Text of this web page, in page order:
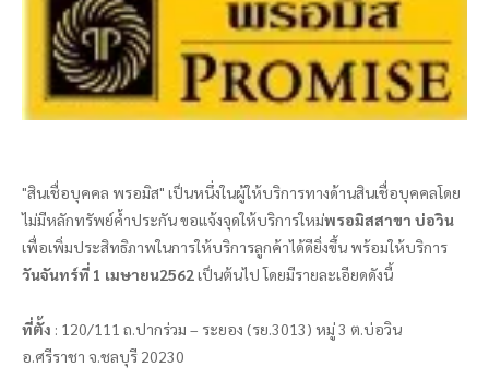
"สินเชื่อบุคคล พรอมิส" เป็นหนึ่งในผู้ให้บริการทางด้านสินเชื่อบุคคลโดย
ไม่มีหลักทรัพย์ค้ำประกัน ขอแจ้งจุดให้บริการใหม่พรอมิสสาขา บ่อวิน
เพื่อเพิ่มประสิทธิภาพในการให้บริการลูกค้าได้ดียิ่งขึ้น พร้อมให้บริการ
วันจันทร์ที่ 1 เมษายน2562เป็นต้นไป โดยมีรายละเอียดดังนี้
ที่ตั้ง : 120/111 ถ.ปากร่วม – ระยอง (รย.3013) หมู่ 3 ต.บ่อวิน
อ.ศรีราชา จ.ชลบุรี 20230